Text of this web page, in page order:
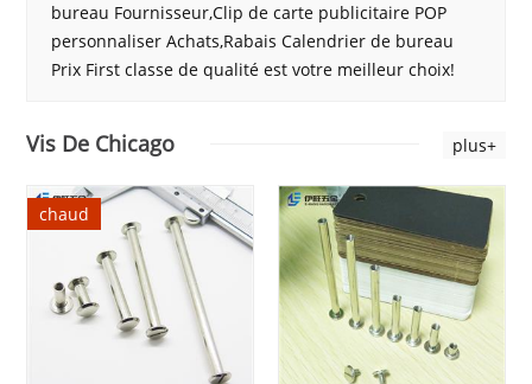
bureau Fournisseur,Clip de carte publicitaire POP
personnaliser Achats,Rabais Calendrier de bureau
Prix First classe de qualité est votre meilleur choix!
Vis De Chicago plus+
chaud